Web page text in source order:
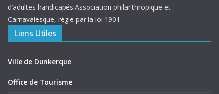
d’adultes handicapés.Association philanthropique et
Carnavalesque, régie par la loi 1901
Liens Utiles
Ville de Dunkerque
Office de Tourisme